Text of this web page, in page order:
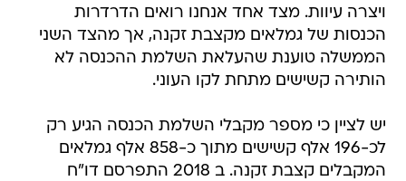
ויצרה עיוות. מצד אחד אנחנו רואים הדרדרות
הכנסות של גמלאים מקצבת זקנה, אך מהצד השני
הממשלה טוענת שהעלאת השלמת ההכנסה לא
הותירה קשישים מתחת לקו העוני.
יש לציין כי מספר מקבלי השלמת הכנסה הגיע רק
לכ-196 אלף קשישים מתוך כ-858 אלף גמלאים
המקבלים קצבת זקנה. ב 2018 התפרסם דו"ח